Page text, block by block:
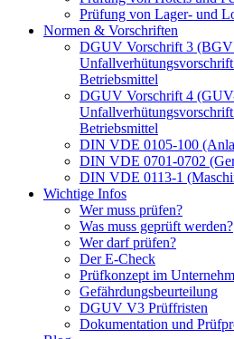
Prüfung von Lager- und
Normen & Vorschriften
DGUV Vorschrift 3
Betriebsmittel
DGUV Vorschrift 4
Betriebsmittel
DIN VDE 0105-100
DIN VDE 0701-0702
DIN VDE 0113-1
Wichtige Infos
Wer muss prüfen?
Was muss geprüft werden?
Wer darf prüfen?
Der E-Check
Prüfkonzept im
Gefährdungsbeurteilung
DGUV V3 Prüffristen
Dokumentation und